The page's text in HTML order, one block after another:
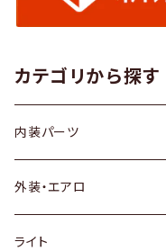
カテゴリから探す
内装パーツ
トヨタ
ホンダ
外装・エアロ
トヨタ
ライト